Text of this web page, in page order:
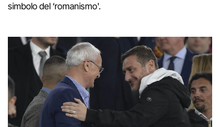
simbolo del ‘romanismo'.